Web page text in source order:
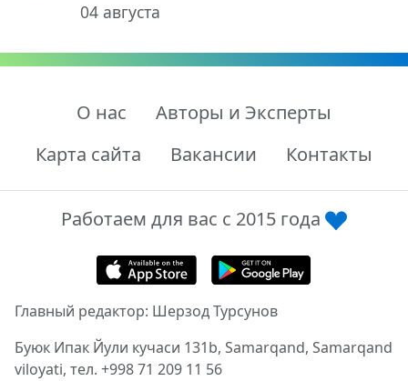
04 августа
О нас
Авторы и Эксперты
Карта сайта
Вакансии Контакты
Работаем для вас с 2015 года
Главный редактор: Шерзод Турсунов
Буюк Ипак Йули кучаси 131b, Samarqand, Samarqand
viloyati, тел. +998 71 209 11 56